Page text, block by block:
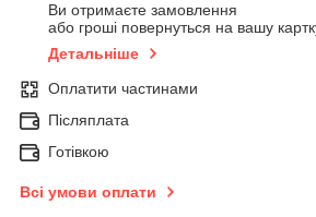
Ви отримаєте замовлення
або гроші повернуться на вашу
Детальніше
Оплатити частинами
Післяплата
Готівкою
Всі умови оплати